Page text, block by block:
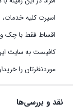
اسپرت کلیه
اقساط فقط با چک و
کافیست به سایت
موردنظرتان را
نقد و بررسی‌ها